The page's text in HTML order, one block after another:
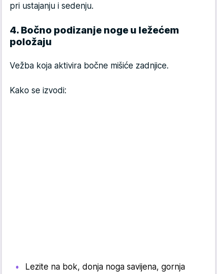
pri ustajanju i sedenju.
4. Bočno podizanje noge u ležećem
položaju
Vežba koja aktivira bočne mišiće zadnjice.
Kako se izvodi:
Lezite na bok, donja noga savijena, gornja